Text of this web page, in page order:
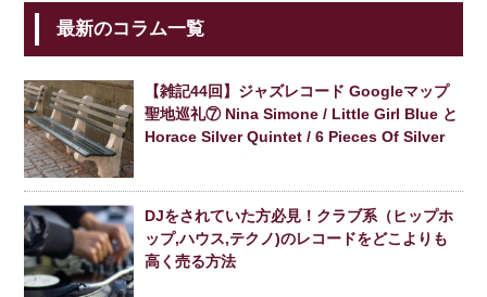
最新のコラム一覧
【雑記44回】ジャズレコード Googleマップ
聖地巡礼⑦ Nina Simone / Little Girl Blue と
Horace Silver Quintet / 6 Pieces Of Silver
DJをされていた方必見！クラブ系（ヒップホ
ップ,ハウス,テクノ)のレコードをどこよりも
高く売る方法